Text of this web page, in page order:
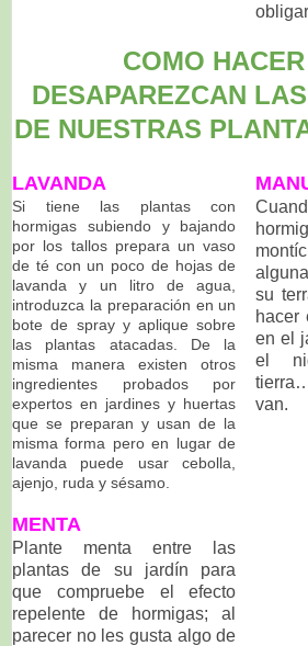
COMO
DESAPAREZCAN
DE NUESTRAS
LAVANDA
Si tiene las plantas con
hormigas subiendo y bajando
por los tallos prepara un vaso
de té con un poco de hojas de
lavanda y un litro de agua,
introduzca la preparación en un
bote de spray y aplique sobre
las plantas atacadas. De la
misma manera existen otros
ingredientes probados por
expertos en jardines y huertas
que se preparan y usan de la
misma forma pero en lugar de
lavanda puede usar cebolla,
ajenjo, ruda y sésamo.
MENTA
Plante menta entre las
plantas de su jardín para
que compruebe el efecto
repelente de hormigas; al
parecer no les gusta algo de
su
hacer
en el
el
van.